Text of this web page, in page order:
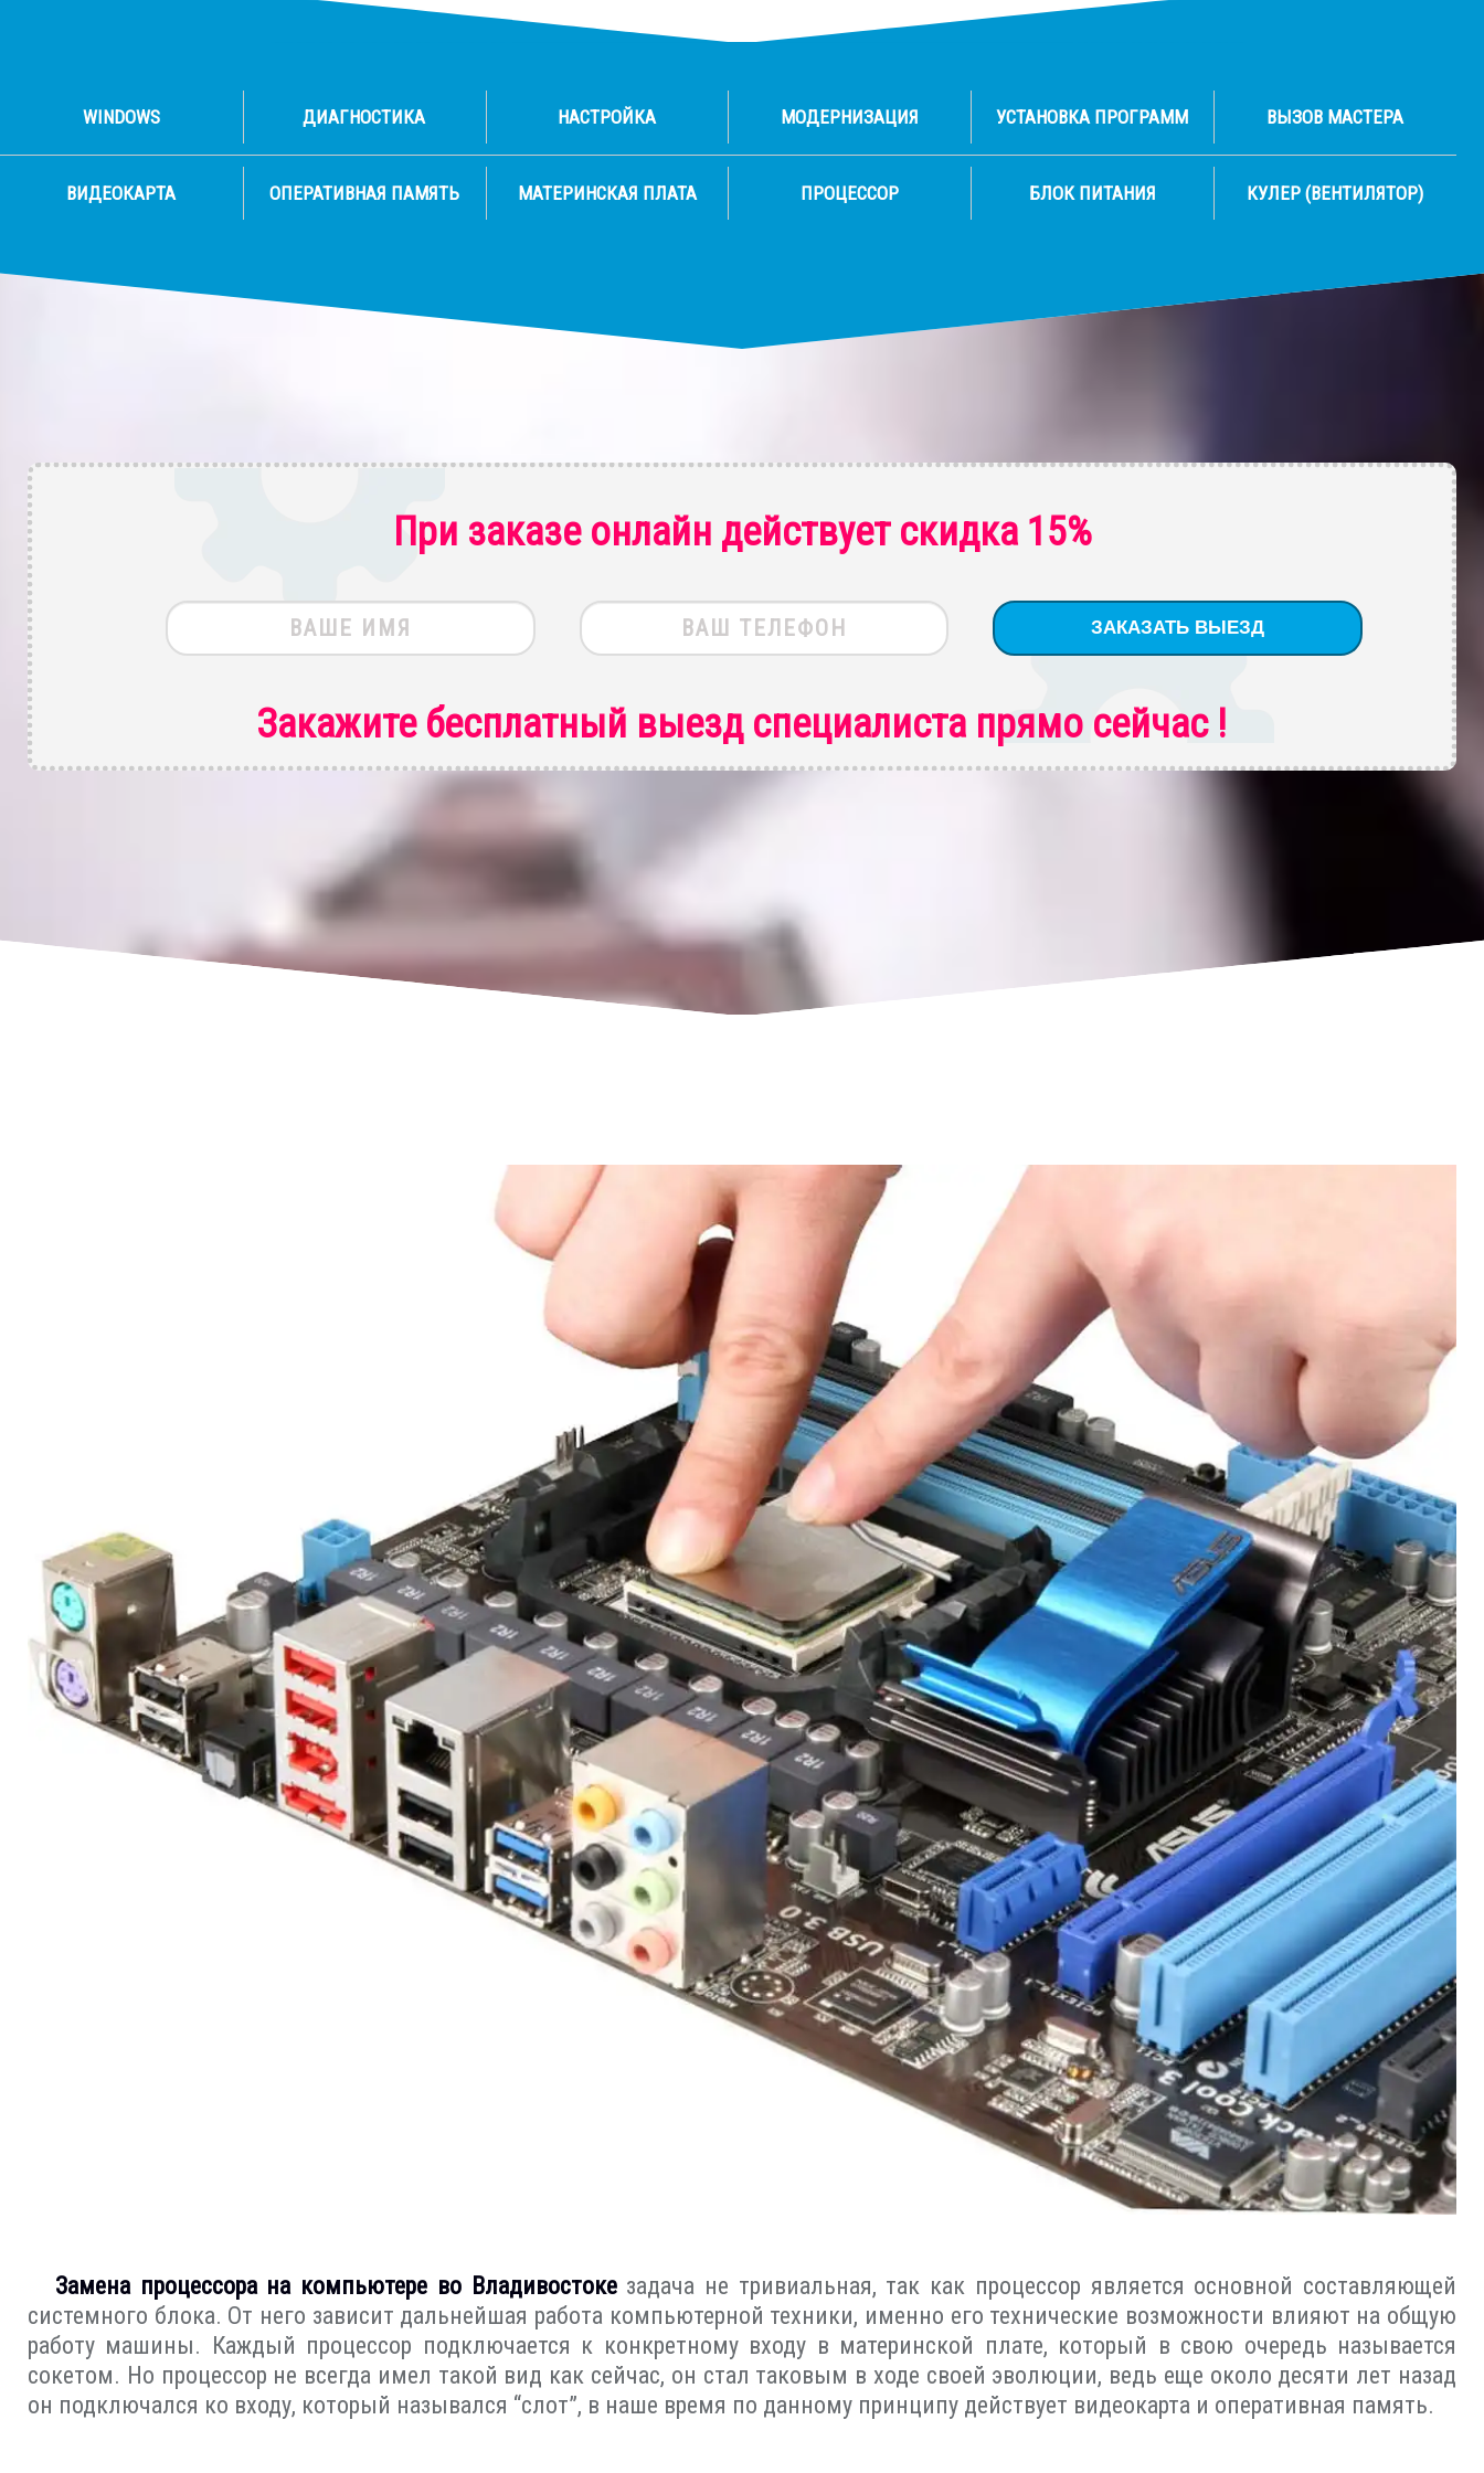
WINDOWS ДИАГНОСТИКА НАСТРОЙКА МОДЕРНИЗАЦИЯ УСТАНОВКА ПРОГРАММ ВЫЗОВ МАСТЕРА
ВИДЕОКАРТА ОПЕРАТИВНАЯ ПАМЯТЬ МАТЕРИНСКАЯ ПЛАТА ПРОЦЕССОР БЛОК ПИТАНИЯ КУЛЕР (ВЕНТИЛЯТОР)
При заказе онлайн действует скидка 15%
Закажите бесплатный выезд специалиста прямо сейчас !
Замена процессора на компьютере во Владивостокезадача не тривиальная, так как процессор является основной составляющей
системного блока. От него зависит дальнейшая работа компьютерной техники, именно его технические возможности влияют на общую
работу машины. Каждый процессор подключается к конкретному входу в материнской плате, который в свою очередь называется
сокетом. Но процессор не всегда имел такой вид как сейчас, он стал таковым в ходе своей эволюции, ведь еще около десяти лет назад
он подключался ко входу, который назывался “слот”, в наше время по данному принципу действует видеокарта и оперативная память.